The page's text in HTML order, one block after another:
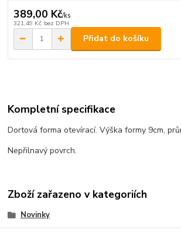
389,00 Kč/ks
321,49 Kč bez DPH
Přidat do košíku
Kompletní specifikace
Dortová forma otevírací. Výška formy 9cm,
Nepřilnavý povrch.
Zboží zařazeno v kategoriích
Novinky